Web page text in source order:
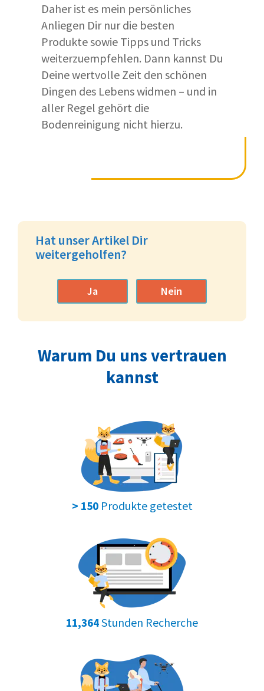
Daher ist es mein persönliches
Anliegen Dir nur die besten
Produkte sowie Tipps und Tricks
weiterzuempfehlen. Dann kannst Du
Deine wertvolle Zeit den schönen
Dingen des Lebens widmen – und in
aller Regel gehört die
Bodenreinigung nicht hierzu.
Hat unser Artikel Dir
weitergeholfen?
Ja Nein
Warum Du uns vertrauen
kannst
> 150Produkte getestet
11,364Stunden Recherche